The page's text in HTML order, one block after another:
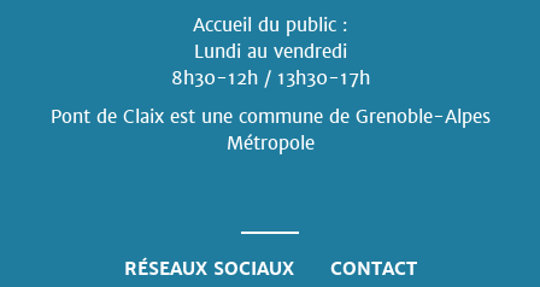
Accueil du public :
Lundi au vendredi
8h30-12h / 13h30-17h
Pont de Claix est une commune de Grenoble-Alpes
Métropole
RÉSEAUX SOCIAUX CONTACT